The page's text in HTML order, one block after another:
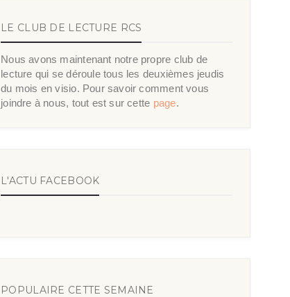
LE CLUB DE LECTURE RCS
Nous avons maintenant notre propre club de
lecture qui se déroule tous les deuxièmes jeudis
du mois en visio. Pour savoir comment vous
joindre à nous, tout est sur cette page.
L'ACTU FACEBOOK
POPULAIRE CETTE SEMAINE